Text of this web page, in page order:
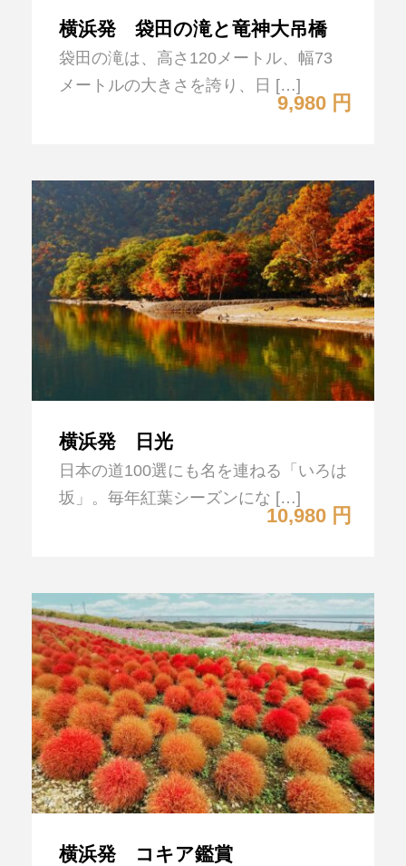
横浜発 袋田の滝と竜神大吊橋
9,980 円
袋田の滝は、高さ120メートル、幅73
メートルの大きさを誇り、日 […]
横浜発 日光
10,980 円
日本の道100選にも名を連ねる「いろは
坂」。毎年紅葉シーズンにな […]
横浜発 コキア鑑賞